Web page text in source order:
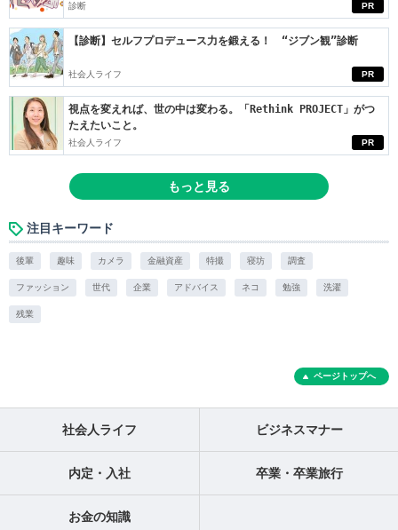
PR
診断
PR
【診断】セルフプロデュース力を鍛える！ “ジブン観”診断
社会人ライフ
PR
視点を変えれば、世の中は変わる。「Rethink PROJECT」がつ
たえたいこと。
社会人ライフ
もっと見る
注目キーワード
後輩 趣味 カメラ 金融資産 特撮 寝坊 調査
ファッション 世代 企業 アドバイス ネコ 勉強 洗濯
残業
ページトップへ
社会人ライフ ビジネスマナー
内定・入社 卒業・卒業旅行
お金の知識